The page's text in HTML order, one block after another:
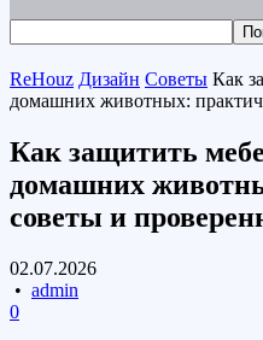
ReHouz Дизайн Советы Как
домашних животных:
Как защитить
домашних
советы и
02.07.2026
• admin
0